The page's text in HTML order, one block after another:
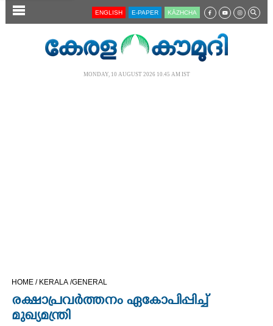
SECTIONS
CINEMA
OPINION
ENGLISH E-PAPER KĀZHCHA
MONDAY, 10 AUGUST 2026 10.45 AM IST
HOME / KERALA /GENERAL
രക്ഷാപ്രവർത്തനം ഏകോപിപ്പിച്ച്
മുഖ്യമന്ത്രി